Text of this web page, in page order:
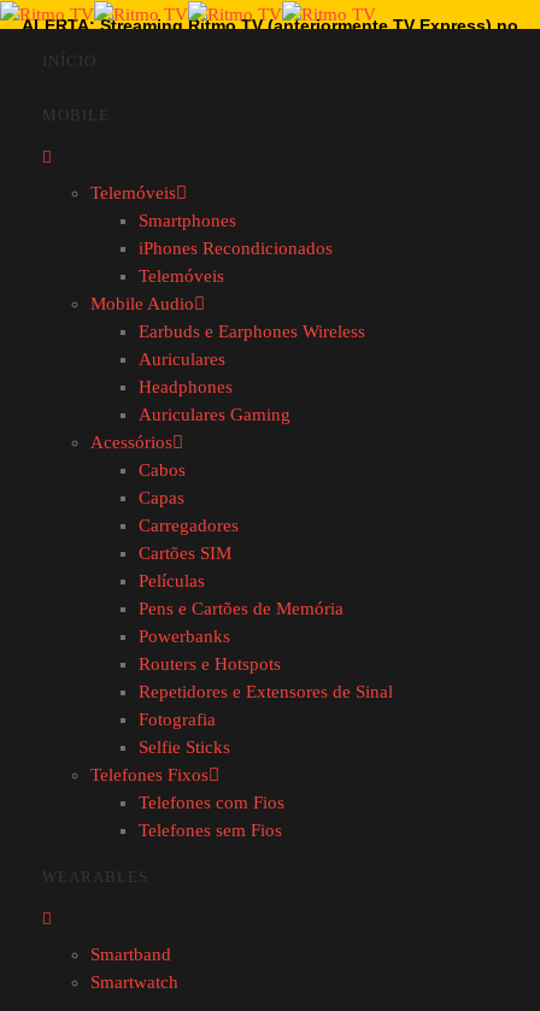
ALERTA: Streaming Ritmo TV (anteriormente TV Express) no
Brasil não tem ligação com a nossa empresa.
INÍCIO
MOBILE
Telemóveis
Smartphones
iPhones Recondicionados
Telemóveis
Mobile Audio
Earbuds e Earphones Wireless
Auriculares
Headphones
Auriculares Gaming
Acessórios
Cabos
Capas
Carregadores
Cartões SIM
Películas
Pens e Cartões de Memória
Powerbanks
Routers e Hotspots
Repetidores e Extensores de Sinal
Fotografia
Selfie Sticks
Telefones Fixos
Telefones com Fios
Telefones sem Fios
WEARABLES
Smartband
Smartwatch
CAMPANHA DIA DO
OFERECE O MELHOR
PRESENTE AO MELHOR PAI
DO MUNDO.
CAMPANHA VÁLIDA DE 01/03 A
19/03/2024
RECONDICIONADOS